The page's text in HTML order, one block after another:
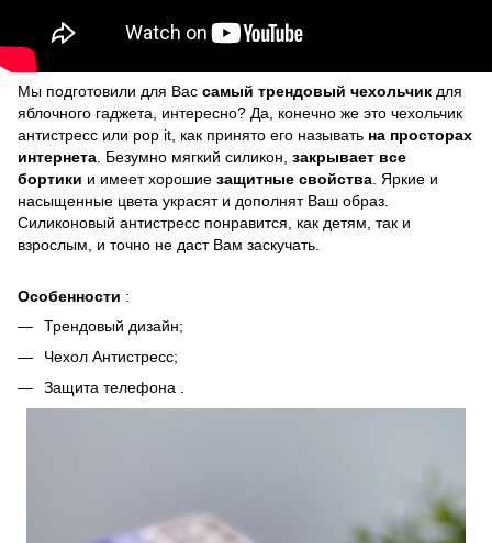
Мы подготовили для Вас самый трендовый чехольчик для
яблочного гаджета, интересно? Да, конечно же это чехольчик
антистресс или pop it, как принято его называть на просторах
интернета . Безумно мягкий силикон, закрывает все
бортики и имеет хорошие защитные свойства . Яркие и
насыщенные цвета украсят и дополнят Ваш образ.
Силиконовый антистресс понравится, как детям, так и
взрослым, и точно не даст Вам заскучать.
Особенности :
Трендовый дизайн;
Чехол Антистресс;
Защита телефона .